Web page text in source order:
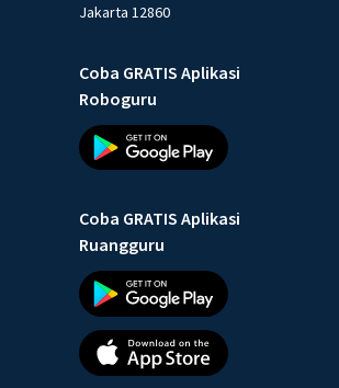
Jakarta 12860
Coba GRATIS Aplikasi
Roboguru
Coba GRATIS Aplikasi
Ruangguru